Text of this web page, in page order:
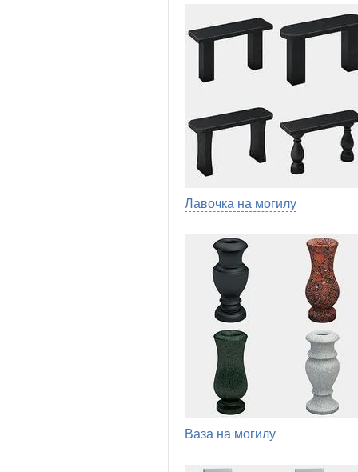
Лавочка на могилу
Ваза на могилу